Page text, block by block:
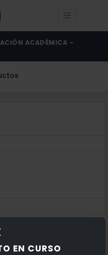
EN CURSO
ACADÉMICA -